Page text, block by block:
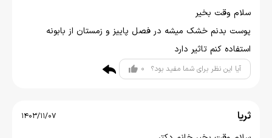
سلام وقت بخیر
پوست بدنم خشک میشه در فصل پاییز و زمستان از بابونه
استفاده کنم تاثیر دارد
آیا این نظر برای شما مفید بود؟ 0
ثریا 1403/11/07